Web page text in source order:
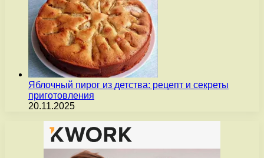
Яблочный пирог из детства: рецепт и секреты
приготовления
20.11.2025